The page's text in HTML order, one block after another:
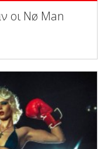
οι Nø Man